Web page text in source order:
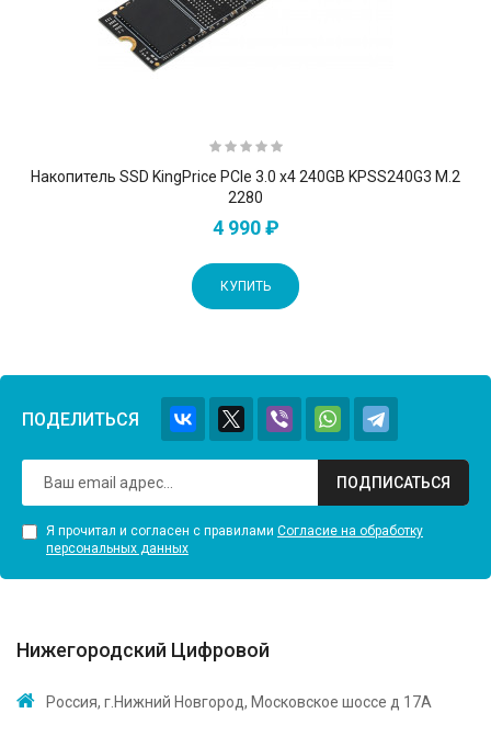
Накопитель SSD KingPrice PCIe 3.0 x4 240GB KPSS240G3 M.2
2280
4 990 ₽
КУПИТЬ
ПОДЕЛИТЬСЯ
ПОДПИСАТЬСЯ
Я прочитал и согласен с правилами Согласие на обработку
персональных данных
Нижегородский Цифровой
Россия, г.Нижний Новгород, Московское шоссе д 17А